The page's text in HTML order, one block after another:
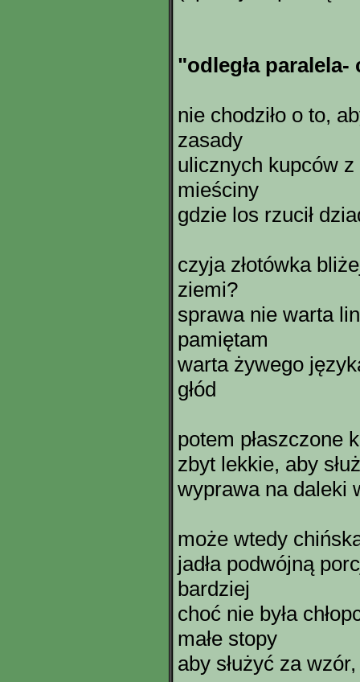
"odległa paralela-
nie chodziło o to,
zasady
ulicznych kupców z
mieściny
gdzie los rzucił
czyja złotówka
ziemi?
sprawa nie warta
pamiętam
warta żywego
głód
potem płaszczone
zbyt lekkie, aby
wyprawa na daleki
może wtedy
jadła podwójną
bardziej
choć nie była
małe stopy
aby służyć za